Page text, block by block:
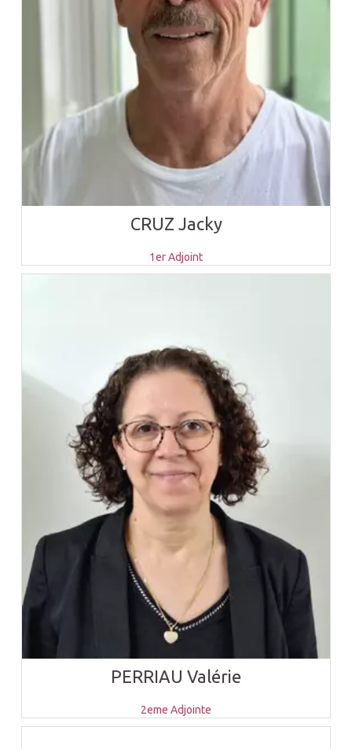
CRUZ Jacky
1er Adjoint
PERRIAU Valérie
2eme Adjointe